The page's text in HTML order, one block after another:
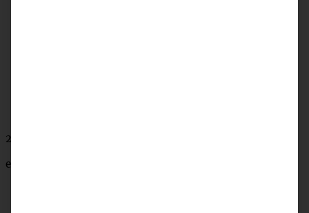
250 g Himbeeren zur Dekoration
evtl. Sprinkles